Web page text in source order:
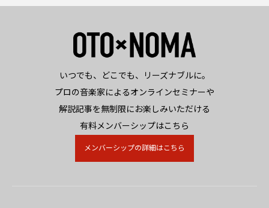
いつでも、どこでも、リーズナブルに。
プロの音楽家によるオンラインセミナーや
解説記事を無制限にお楽しみいただける
有料メンバーシップはこちら
メンバーシップの詳細はこちら